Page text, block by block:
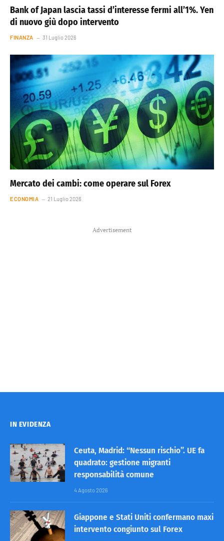
Bank of Japan lascia tassi d’interesse fermi all’1%. Yen
di nuovo giù dopo intervento
FINANZA 31 Luglio 2026
Mercato dei cambi: come operare sul Forex
ECONOMIA 21 Luglio 2026
Advertisement
IN EVIDENZA
Ceuta, Madrid: “Nessun rischio”. UE fa
quadrato: gestione migranti
responsabilità comune
4 Agosto 2026
Giappone e Stati Uniti confermano maxi
intervento congiunto sul Forex